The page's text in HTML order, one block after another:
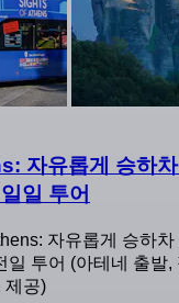
자유롭게 승하
일 투어
자유롭게 승하차
일 투어 (아테네 출발,
제공)